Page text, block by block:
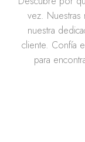
vez.
nuestra
cliente. Confía
para